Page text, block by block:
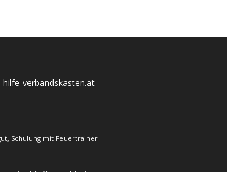
verbandskasten.at
Schulung mit Feuertrainer